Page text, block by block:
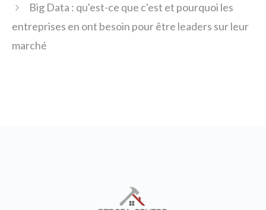
Big Data : qu'est-ce que c'est et pourquoi les
entreprises en ont besoin pour être leaders sur leur
marché